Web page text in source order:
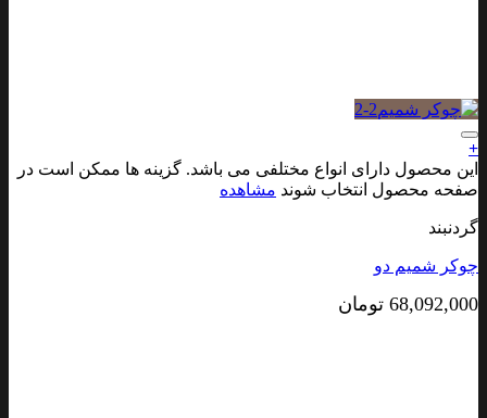
افزودن به علاقه مندی ها+
این محصول دارای انواع مختلفی می باشد. گزینه ها ممکن است در
صفحه محصول انتخاب شوند مشاهده
گردنبند
چوکر شمیم دو
68,092,000 تومان